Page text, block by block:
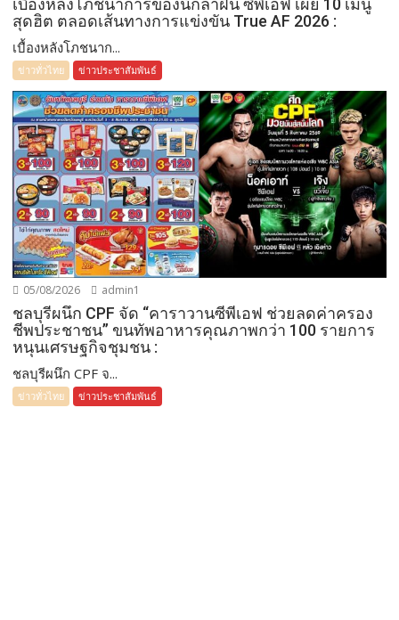
สุดฮิต ตลอดเส้นทางการแข่งขัน True AF 2026 :
เบื้องหลังโภชนาก...
ข่าวทั่วไทย ข่าวประชาสัมพันธ์
05/08/2026 admin1
ชลบุรีผนึก CPF จัด “คาราวานซีพีเอฟ ช่วยลดค่าครอง
ชีพประชาชน” ขนทัพอาหารคุณภาพกว่า 100 รายการ
หนุนเศรษฐกิจชุมชน :
ชลบุรีผนึก CPF จ...
ข่าวทั่วไทย ข่าวประชาสัมพันธ์